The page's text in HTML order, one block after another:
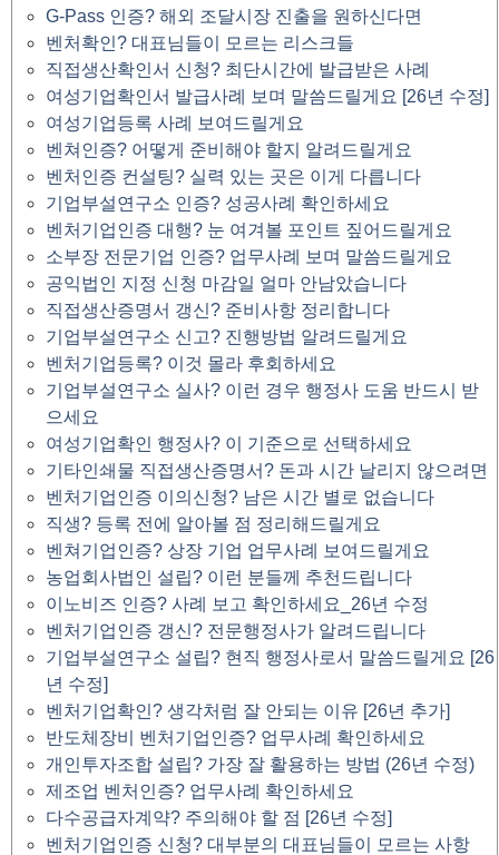
G-Pass 인증? 해외 조달시장 진출을 원하신다면
벤처확인? 대표님들이 모르는 리스크들
직접생산확인서 신청? 최단시간에 발급받은 사례
여성기업확인서 발급사례 보며 말씀드릴게요 [26년 수정]
여성기업등록 사례 보여드릴게요
벤쳐인증? 어떻게 준비해야 할지 알려드릴게요
벤처인증 컨설팅? 실력 있는 곳은 이게 다릅니다
기업부설연구소 인증? 성공사례 확인하세요
벤처기업인증 대행? 눈 여겨볼 포인트 짚어드릴게요
소부장 전문기업 인증? 업무사례 보며 말씀드릴게요
공익법인 지정 신청 마감일 얼마 안남았습니다
직접생산증명서 갱신? 준비사항 정리합니다
기업부설연구소 신고? 진행방법 알려드릴게요
벤처기업등록? 이것 몰라 후회하세요
기업부설연구소 실사? 이런 경우 행정사 도움 반드시 받
으세요
여성기업확인 행정사? 이 기준으로 선택하세요
기타인쇄물 직접생산증명서? 돈과 시간 날리지 않으려면
벤처기업인증 이의신청? 남은 시간 별로 없습니다
직생? 등록 전에 알아볼 점 정리해드릴게요
벤쳐기업인증? 상장 기업 업무사례 보여드릴게요
농업회사법인 설립? 이런 분들께 추천드립니다
이노비즈 인증? 사례 보고 확인하세요_26년 수정
벤처기업인증 갱신? 전문행정사가 알려드립니다
기업부설연구소 설립? 현직 행정사로서 말씀드릴게요 [26
년 수정]
벤처기업확인? 생각처럼 잘 안되는 이유 [26년 추가]
반도체장비 벤처기업인증? 업무사례 확인하세요
개인투자조합 설립? 가장 잘 활용하는 방법 (26년 수정)
제조업 벤처인증? 업무사례 확인하세요
다수공급자계약? 주의해야 할 점 [26년 수정]
벤처기업인증 신청? 대부분의 대표님들이 모르는 사항